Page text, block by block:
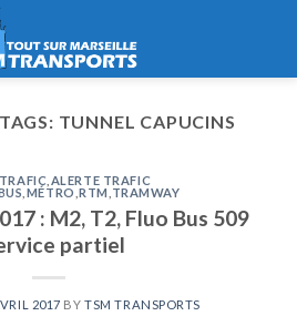
TUNNEL CAPUCINS
ALERTE TRAFIC
MÉTRO ,RTM TRAMWAY
: M2, T2, Fluo Bus 509
partiel
2017 BYTSM TRANSPORTS